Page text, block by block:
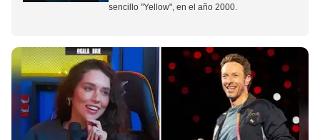
sencillo "Yellow", en el año 2000.